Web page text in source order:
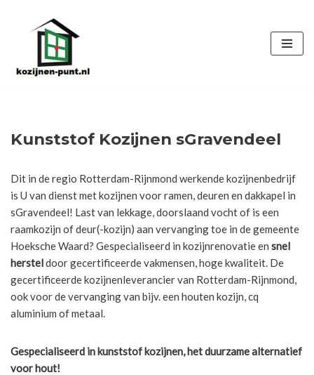
de
Kunststof Kozijnen sGravendeel
Dit in de regio Rotterdam-Rijnmond werkende kozijnenbedrijf
is U van dienst met kozijnen voor ramen, deuren en dakkapel in
sGravendeel! Last van lekkage, doorslaand vocht of is een
raamkozijn of deur(-kozijn) aan vervanging toe in de gemeente
Hoeksche Waard? Gespecialiseerd in kozijnrenovatie en snel
hersteldoor gecertificeerde vakmensen, hoge kwaliteit. De
gecertificeerde kozijnenleverancier van Rotterdam-Rijnmond,
ook voor de vervanging van bijv. een houten kozijn, cq
aluminium of metaal.
Gespecialiseerd in kunststof kozijnen, het duurzame alternatief
voor hout!